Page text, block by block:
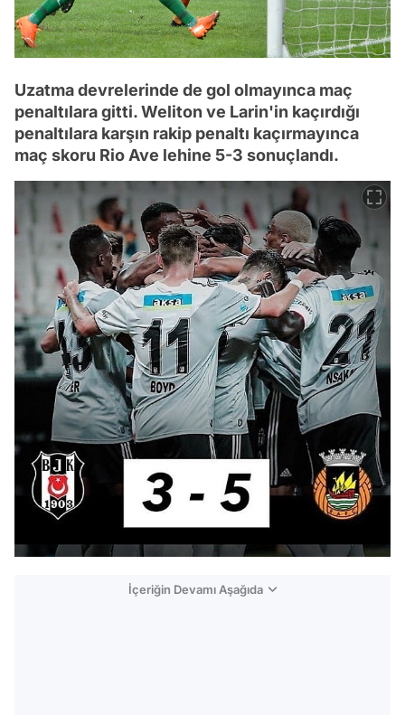
Uzatma devrelerinde de gol olmayınca maç
penaltılara gitti. Weliton ve Larin'in kaçırdığı
penaltılara karşın rakip penaltı kaçırmayınca
maç skoru Rio Ave lehine 5-3 sonuçlandı.
İçeriğin Devamı Aşağıda